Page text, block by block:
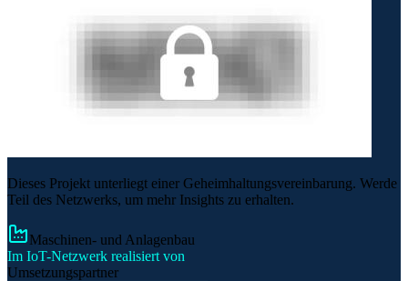
Dieses Projekt unterliegt einer Geheimhaltungsvereinbarung. Werde
Teil des Netzwerks, um mehr Insights zu erhalten.
Maschinen- und Anlagenbau
Im IoT-Netzwerk realisiert von
Umsetzungspartner